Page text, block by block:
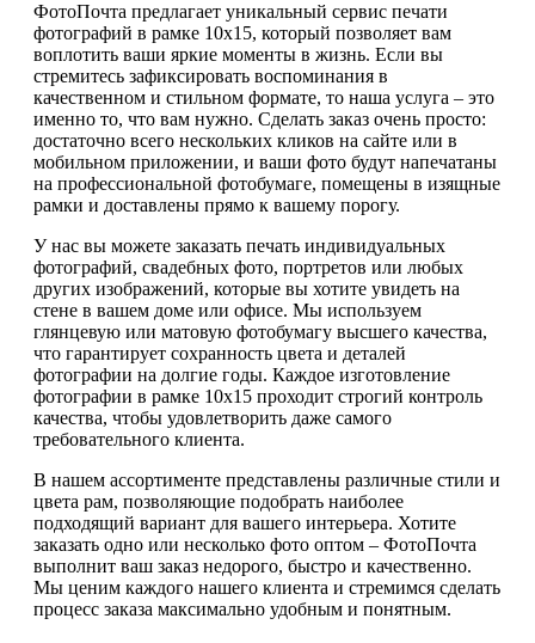
ФотоПочта предлагает уникальный сервис печати
фотографий в рамке 10х15, который позволяет вам
воплотить ваши яркие моменты в жизнь. Если вы
стремитесь зафиксировать воспоминания в
качественном и стильном формате, то наша услуга – это
именно то, что вам нужно. Сделать заказ очень просто:
достаточно всего нескольких кликов на сайте или в
мобильном приложении, и ваши фото будут напечатаны
на профессиональной фотобумаге, помещены в изящные
рамки и доставлены прямо к вашему порогу.
У нас вы можете заказать печать индивидуальных
фотографий, свадебных фото, портретов или любых
других изображений, которые вы хотите увидеть на
стене в вашем доме или офисе. Мы используем
глянцевую или матовую фотобумагу высшего качества,
что гарантирует сохранность цвета и деталей
фотографии на долгие годы. Каждое изготовление
фотографии в рамке 10х15 проходит строгий контроль
качества, чтобы удовлетворить даже самого
требовательного клиента.
В нашем ассортименте представлены различные стили и
цвета рам, позволяющие подобрать наиболее
подходящий вариант для вашего интерьера. Хотите
заказать одно или несколько фото оптом – ФотоПочта
выполнит ваш заказ недорого, быстро и качественно.
Мы ценим каждого нашего клиента и стремимся сделать
процесс заказа максимально удобным и понятным.